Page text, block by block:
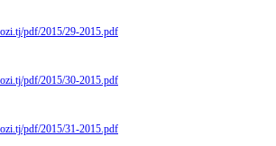
pdf/2015/29-2015.pdf
pdf/2015/30-2015.pdf
pdf/2015/31-2015.pdf